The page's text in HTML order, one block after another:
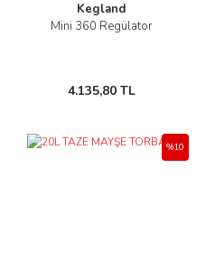
Kegland
Mini 360 Regülator
4.135,80 TL
%10